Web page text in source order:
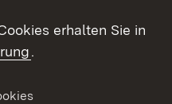
erhalten Sie in
.